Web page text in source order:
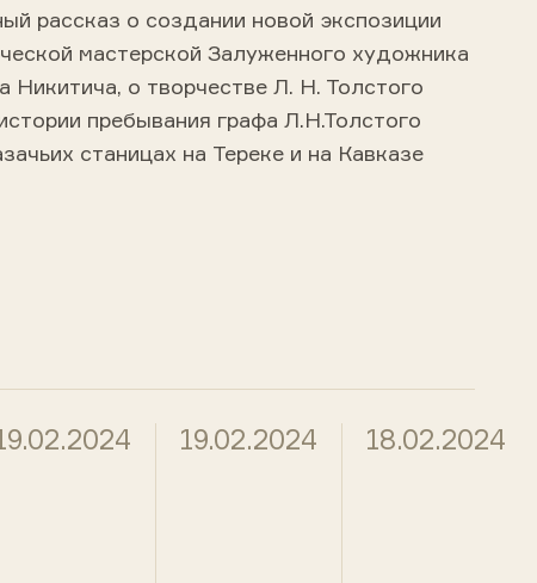
рассказ о создании новой экспозиции
мастерской Залуженного художника
Никитича, о творчестве Л. Н. Толстого
пребывания графа Л.Н.Толстого
станицах на Тереке и на Кавказе
19.02.2024 18.02.2024